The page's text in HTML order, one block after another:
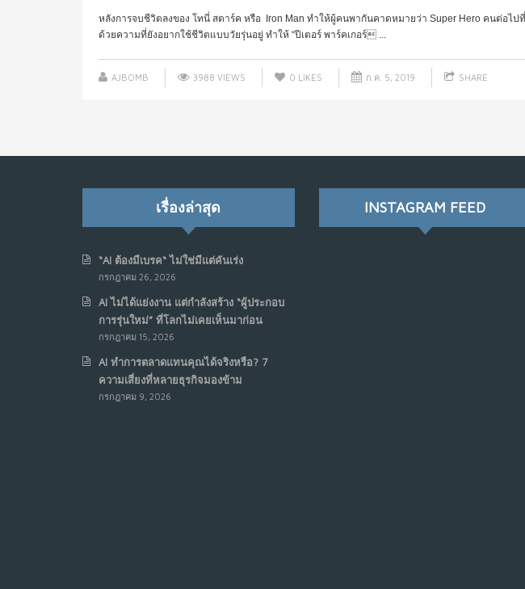
หลังการจบชีวิตลงของ โทนี่ สตาร์ค หรือ Iron Man ทำให้ผู้คนพากันคาดหมายว่า Super Hero คนต่อไป
ด้วยความที่ยังอยากใช้ชีวิตแบบวัยรุ่นอยู่ ทำให้ “ปีเตอร์ พาร์คเกอร์ ...
AJBOMB 3988 VIEWS 0 LIKES ก.ค. 5, 2019 SHARE
เรื่องล่าสุด
“AI ต้องมีเบรค“ ไม่ใช่มีแต่คันเร่ง
กรกฎาคม 26, 2026
AI ไม่ได้แย่งงาน แต่กำลังสร้าง “ผู้ประกอบ
การรุ่นใหม่” ที่โลกไม่เคยเห็นมาก่อน
กรกฎาคม 15, 2026
AI ทำการตลาดแทนคุณได้จริงหรือ? 7
ความเสี่ยงที่หลายธุรกิจมองข้าม
กรกฎาคม 9, 2026
INSTAGRAM FEED